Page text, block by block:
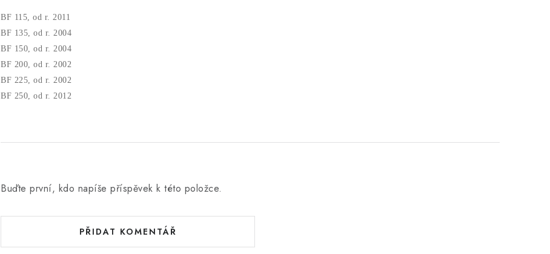
BF 115, od r. 2011
BF 135, od r. 2004
BF 150, od r. 2004
BF 200, od r. 2002
BF 225, od r. 2002
BF 250, od r. 2012
Buďte první, kdo napíše příspěvek k této položce.
PŘIDAT KOMENTÁŘ